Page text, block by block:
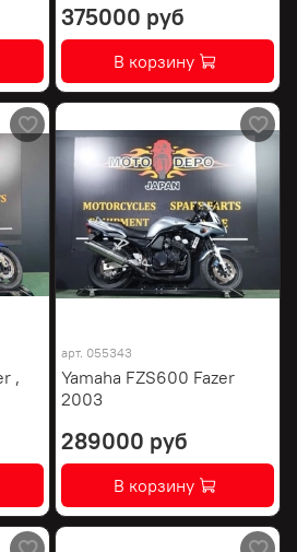
375000 руб
В корзину
,
арт. 055343
Yamaha FZS600 Fazer
2003
289000 руб
В корзину